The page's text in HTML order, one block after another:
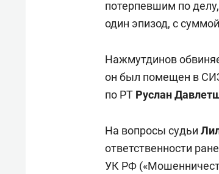
потерпевшим по
один эпизод, с
Нажмутдинов
он был помещен в
по РТ Руслан
На вопросы судьи
ответственности
УК РФ